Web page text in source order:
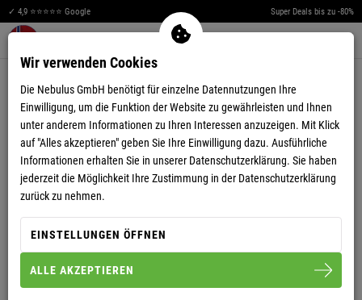
✓ 4,9 ⭐⭐⭐⭐⭐ Google Super Deals bis zu -80%
Warenkorb aufklappen
WINTERJACKE TANNO HERREN
Wir verwenden Cookies
Die Nebulus GmbH benötigt für einzelne Datennutzungen Ihre
Einwilligung, um die Funktion der Website zu gewährleisten und Ihnen
unter anderem Informationen zu Ihren Interessen anzuzeigen. Mit Klick
auf "Alles akzeptieren" geben Sie Ihre Einwilligung dazu. Ausführliche
Informationen erhalten Sie in unserer Datenschutzerklärung. Sie haben
jederzeit die Möglichkeit Ihre Zustimmung in der Datenschutzerklärung
zurück zu nehmen.
EINSTELLUNGEN ÖFFNEN
ALLE AKZEPTIEREN